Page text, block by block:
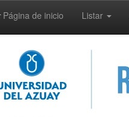
Página de inicio Listar